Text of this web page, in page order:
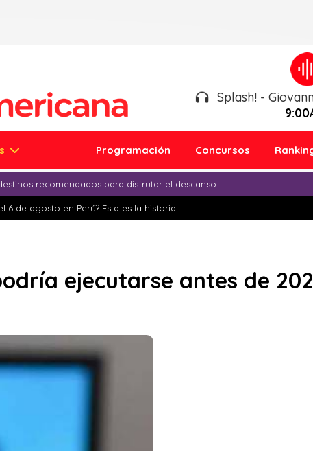
Splash! -
Programación Concursos
recomendados para disfrutar el descanso
6 de agosto en Perú? Esta es la historia
ejecutarse antes de